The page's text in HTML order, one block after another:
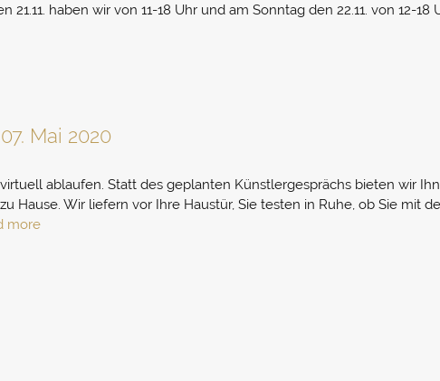
haben wir von 11-18 Uhr und am Sonntag den 22.11. von 12-18
Mai 2020
ablaufen. Statt des geplanten Künstlergesprächs bieten wir
Hause. Wir liefern vor Ihre Haustür, Sie testen in Ruhe, ob Sie mit
more